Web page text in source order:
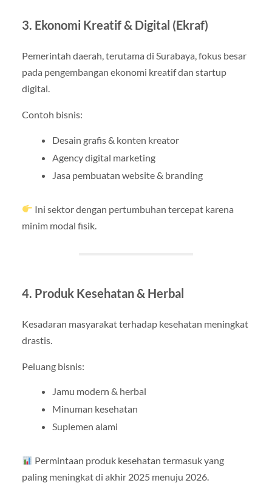
3. Ekonomi Kreatif & Digital (Ekraf)
Pemerintah daerah, terutama di Surabaya, fokus besar
pada pengembangan ekonomi kreatif dan startup
digital.
Contoh bisnis:
Desain grafis & konten kreator
Agency digital marketing
Jasa pembuatan website & branding
Ini sektor dengan pertumbuhan tercepat karena
minim modal fisik.
4. Produk Kesehatan & Herbal
Kesadaran masyarakat terhadap kesehatan meningkat
drastis.
Peluang bisnis:
Jamu modern & herbal
Minuman kesehatan
Suplemen alami
Permintaan produk kesehatan termasuk yang
paling meningkat di akhir 2025 menuju 2026.